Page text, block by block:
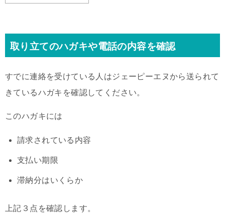
取り立てのハガキや電話の内容を確認
すでに連絡を受けている人はジェーピーエヌから送られて
きているハガキを確認してください。
このハガキには
請求されている内容
支払い期限
滞納分はいくらか
上記３点を確認します。